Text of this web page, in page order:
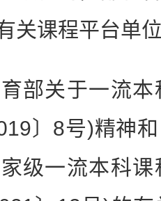
关课程平台单
关于一流本
〕8号)精神
级一流本科